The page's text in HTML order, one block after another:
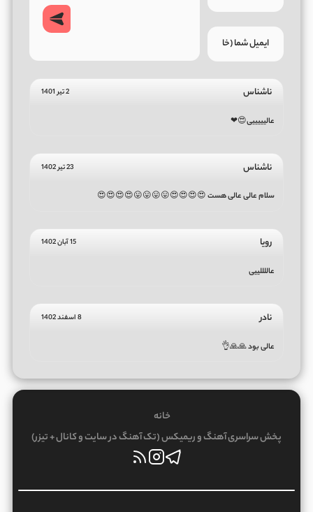
ناشناس 2 تیر 1401
عالیییییی😍❤
ناشناس 23 تیر 1402
سلام عالی عالی هست 😍😍😍😍😛😛😛😛😍😍😍😍
رویا 15 آبان 1402
عاللللییی
نادر 8 اسفند 1402
عالی بود 🙏🙏👌
خانه
پخش سراسری آهنگ و ریمیکس (تک آهنگ در سایت و کانال + تیزر)